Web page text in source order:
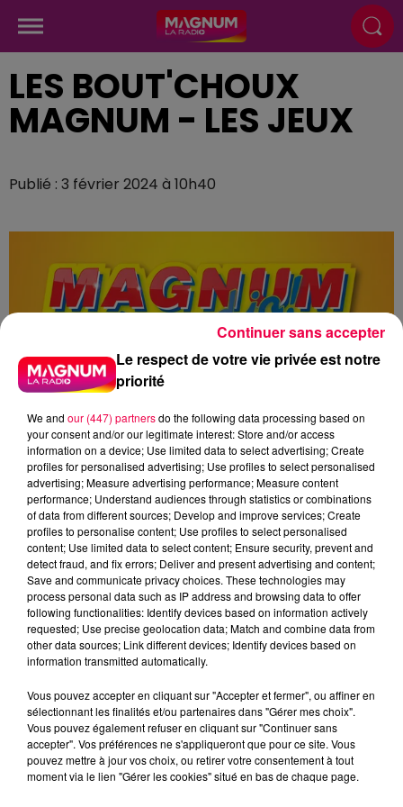
LES BOUT'CHOUX
MAGNUM - LES JEUX
Publié : 3 février 2024 à 10h40
podcasts/2024/01/Les-BoutChoux-Jeux-partie-2-
2.mp3
Le respect de votre vie privée est notre
priorité
We and our (447) partnersdo the following data processing based on
your consent and/or our legitimate interest: Store and/or access
information on a device; Use limited data to select advertising; Create
profiles for personalised advertising; Use profiles to select personalised
advertising; Measure advertising performance; Measure content
performance; Understand audiences through statistics or combinations
of data from different sources; Develop and improve services; Create
profiles to personalise content; Use profiles to select personalised
content; Use limited data to select content; Ensure security, prevent and
detect fraud, and fix errors; Deliver and present advertising and content;
Save and communicate privacy choices. These technologies may
process personal data such as IP address and browsing data to offer
following functionalities: Identify devices based on information actively
requested; Use precise geolocation data; Match and combine data from
other data sources; Link different devices; Identify devices based on
information transmitted automatically.
Vous pouvez accepter en cliquant sur "Accepter et fermer", ou affiner en
sélectionnant les finalités et/ou partenaires dans "Gérer mes choix".
Vous pouvez également refuser en cliquant sur "Continuer sans
accepter". Vos préférences ne s'appliqueront que pour ce site. Vous
pouvez mettre à jour vos choix, ou retirer votre consentement à tout
moment via le lien "Gérer les cookies" situé en bas de chaque page.
Continuer sans accepter